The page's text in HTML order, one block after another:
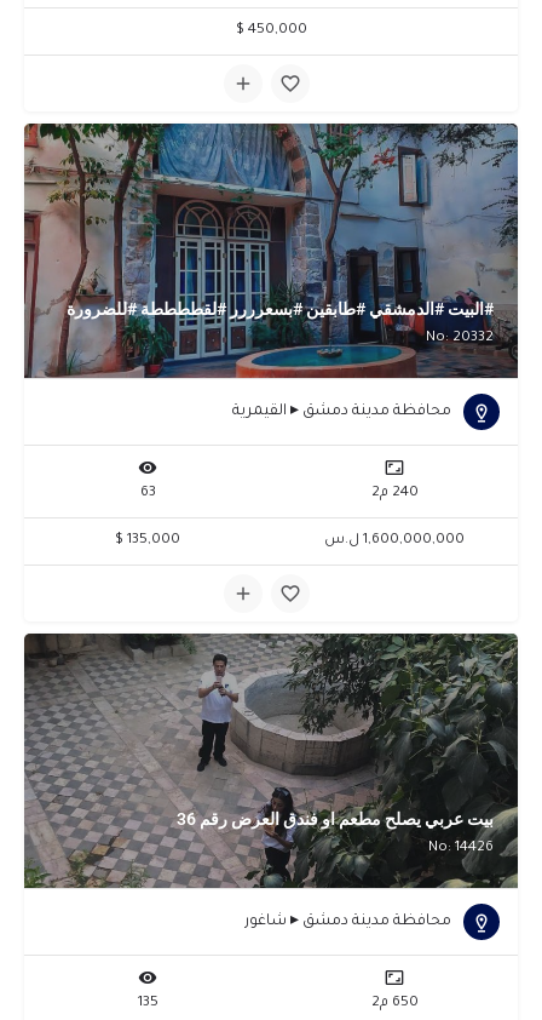
450,000 $
#البيت #الدمشقي #طابقين #بسعرررر #لقططططة #للضرورة
No: 20332
محافظة مدينة دمشق ▸ القيمرية
240 م2 63
1,600,000,000 ل.س 135,000 $
بيت عربي يصلح مطعم او فندق العرض رقم 36
No: 14426
محافظة مدينة دمشق ▸ شاغور
650 م2 135